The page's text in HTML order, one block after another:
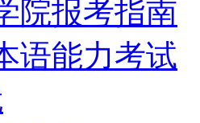
院报考指南
语能力考试